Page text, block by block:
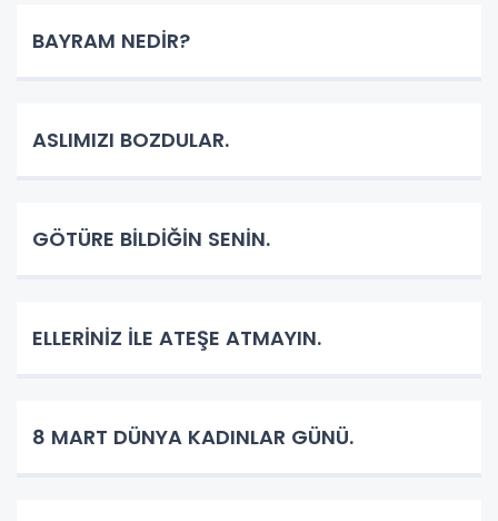
BAYRAM NEDİR?
ASLIMIZI BOZDULAR.
GÖTÜRE BİLDİĞİN SENİN.
ELLERİNİZ İLE ATEŞE ATMAYIN.
8 MART DÜNYA KADINLAR GÜNÜ.